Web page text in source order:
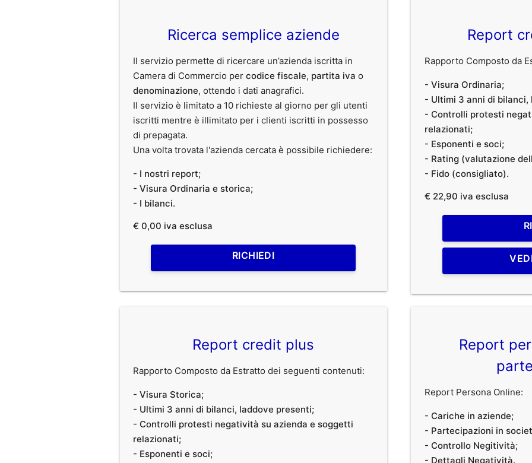
Ricerca semplice aziende
Il servizio permette di ricercare un’azienda iscritta in
Camera di Commercio percodice fiscale, partita iva o
denominazione, ottendo i dati anagrafici.
Il servizio è limitato a 10 richieste al giorno per gli utenti
iscritti mentre è illimitato per i clienti iscritti in possesso
di prepagata.
Una volta trovata l'azienda cercata è possibile richiedere:
- I nostri report;
- Visura Ordinaria e storica;
- I bilanci.
€ 0,00 iva esclusa
RICHIEDI
Report
Rapporto Composto da
- Visura Ordinaria;
- Ultimi 3 anni di bilanci,
- Controlli protesti
relazionati;
- Esponenti e soci;
- Rating (valutazione
- Fido (consigliato).
€ 22,90 iva esclusa
Report credit plus
Rapporto Composto da Estratto dei seguenti contenuti:
- Visura Storica;
- Ultimi 3 anni di bilanci, laddove presenti;
- Controlli protesti negatività su azienda e soggetti
relazionati;
- Esponenti e soci;
Report
Report Persona Online:
- Cariche in aziende;
- Partecipazioni in
- Controllo Negitività;
- Dettagli Negatività.